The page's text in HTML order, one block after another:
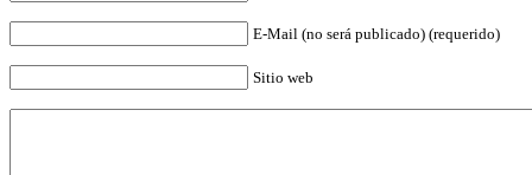
E-Mail (no será publicado) (requerido)
Sitio web